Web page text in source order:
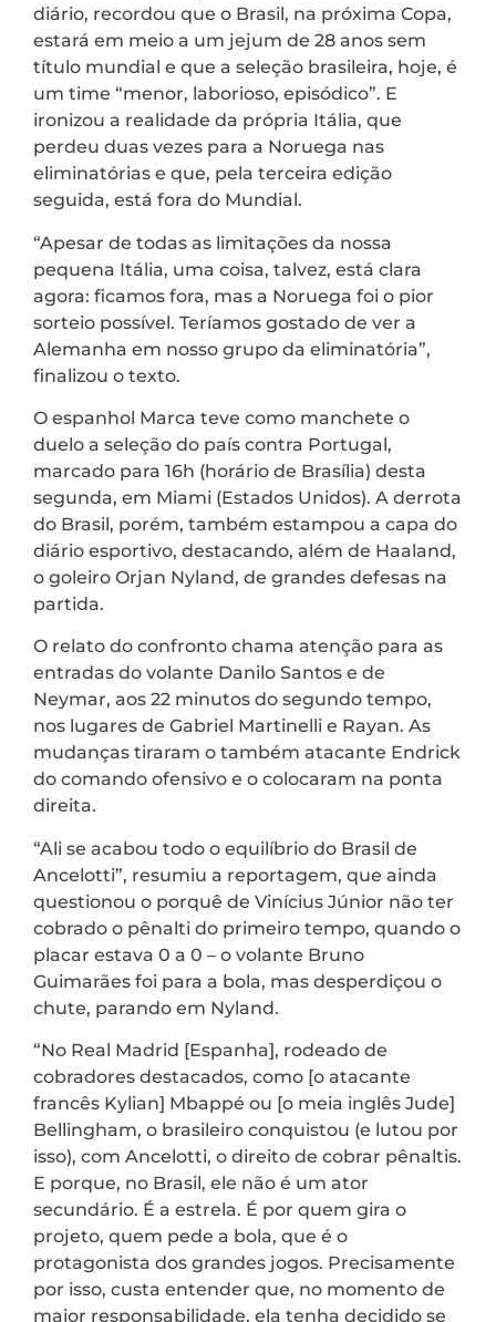
diário, recordou que o Brasil, na próxima Copa,
estará em meio a um jejum de 28 anos sem
título mundial e que a seleção brasileira, hoje, é
um time “menor, laborioso, episódico”. E
ironizou a realidade da própria Itália, que
perdeu duas vezes para a Noruega nas
eliminatórias e que, pela terceira edição
seguida, está fora do Mundial.
“Apesar de todas as limitações da nossa
pequena Itália, uma coisa, talvez, está clara
agora: ficamos fora, mas a Noruega foi o pior
sorteio possível. Teríamos gostado de ver a
Alemanha em nosso grupo da eliminatória”,
finalizou o texto.
O espanhol Marca teve como manchete o
duelo a seleção do país contra Portugal,
marcado para 16h (horário de Brasília) desta
segunda, em Miami (Estados Unidos). A derrota
do Brasil, porém, também estampou a capa do
diário esportivo, destacando, além de Haaland,
o goleiro Orjan Nyland, de grandes defesas na
partida.
O relato do confronto chama atenção para as
entradas do volante Danilo Santos e de
Neymar, aos 22 minutos do segundo tempo,
nos lugares de Gabriel Martinelli e Rayan. As
mudanças tiraram o também atacante Endrick
do comando ofensivo e o colocaram na ponta
direita.
“Ali se acabou todo o equilíbrio do Brasil de
Ancelotti”, resumiu a reportagem, que ainda
questionou o porquê de Vinícius Júnior não ter
cobrado o pênalti do primeiro tempo, quando o
placar estava 0 a 0 – o volante Bruno
Guimarães foi para a bola, mas desperdiçou o
chute, parando em Nyland.
“No Real Madrid [Espanha], rodeado de
cobradores destacados, como [o atacante
francês Kylian] Mbappé ou [o meia inglês Jude]
Bellingham, o brasileiro conquistou (e lutou por
isso), com Ancelotti, o direito de cobrar pênaltis.
E porque, no Brasil, ele não é um ator
secundário. É a estrela. É por quem gira o
projeto, quem pede a bola, que é o
protagonista dos grandes jogos. Precisamente
por isso, custa entender que, no momento de
maior responsabilidade, ela tenha decidido se